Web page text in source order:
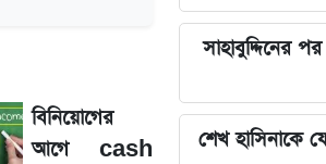
বিনিয়োগের
আগে cash
সাহাবুদ্দিনের
শেখ হাসিনাকে